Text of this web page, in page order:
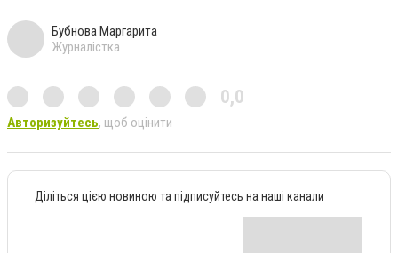
Бубнова Маргарита
Журналістка
0,0
Авторизуйтесь, щоб оцінити
Діліться цією новиною та підписуйтесь на наші канали